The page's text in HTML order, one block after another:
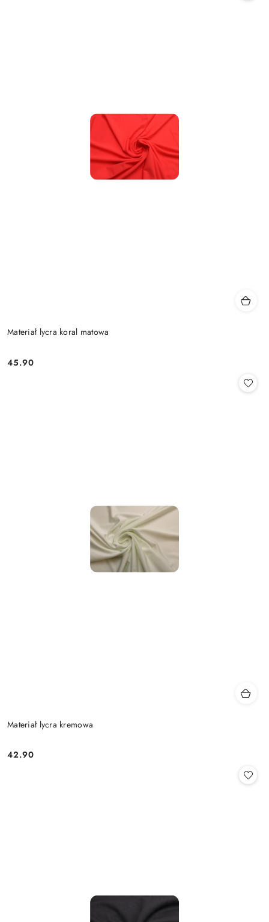
Materiał lycra koral matowa
Cena:
45.90
Materiał lycra kremowa
Cena:
42.90